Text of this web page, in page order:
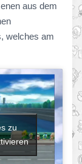
aus dem
welches am
zu